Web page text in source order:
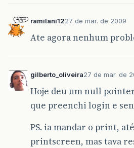
ramilani1227 de mar. de 2009
Ate agora nenhum
gilberto_oliveira27 de mar. de
Hoje deu um null
que preenchi login e
PS. ia mandar o print,
printscreen, mas tava